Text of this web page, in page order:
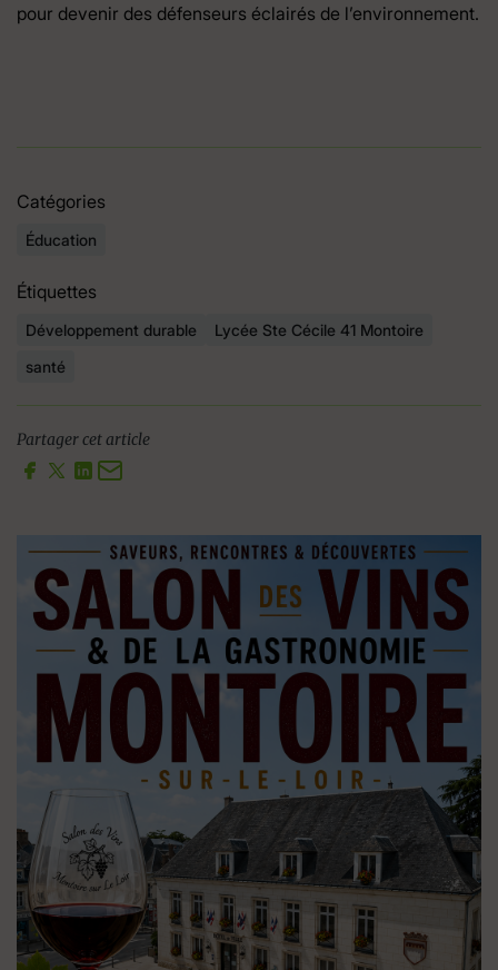
pour devenir des défenseurs éclairés de l’environnement.
Catégories
Éducation
Étiquettes
Développement durable
Lycée Ste Cécile 41 Montoire
santé
Partager cet article